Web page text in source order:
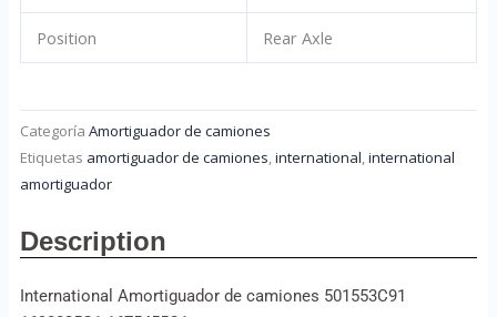
Position Rear Axle
Categoría Amortiguador de camiones
Etiquetas amortiguador de camiones,international,international
amortiguador
Description
International Amortiguador de camiones 501553C91